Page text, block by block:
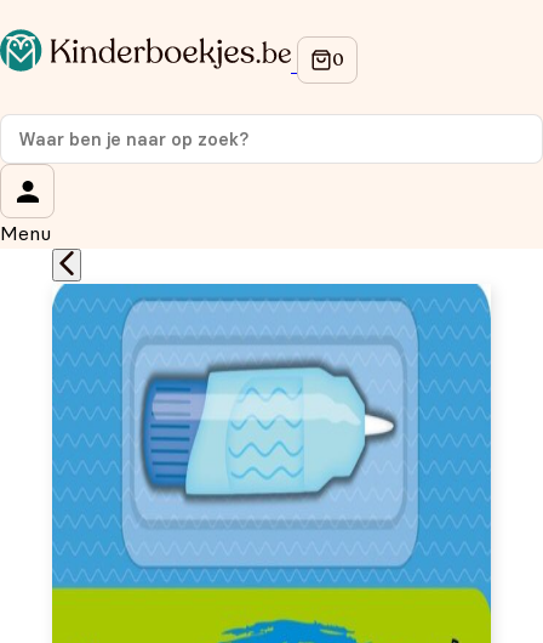
Menu
Op de hoogte blijven van onze acties?
Meld je aan voor onze nieuwsbrief en ontvang
korting
Wat is je voornaam?
Wat is je e-mailadres?*
Aanmelden
We gebruiken je gegevens om contact op te nemen, in
overeenstemming met onsprivacybeleid.